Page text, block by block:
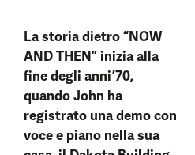
La storia dietro “NOW
AND THEN” inizia alla
fine degli anni ’70,
quando John ha
registrato una demo con
voce e piano nella sua